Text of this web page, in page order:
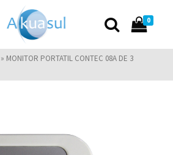
0
» MONITOR PORTATIL CONTEC 08A DE 3